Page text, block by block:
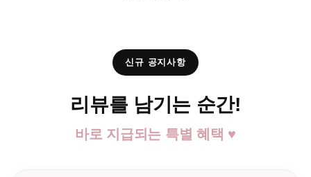
신규 공지사항
리뷰를 남기는 순간!
바로 지급되는 특별 혜택 ♥